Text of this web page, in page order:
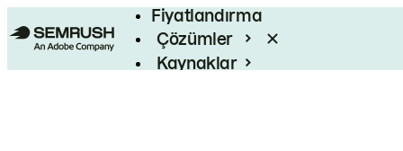
Fiyatlandırma
Çözümler
Kaynaklar